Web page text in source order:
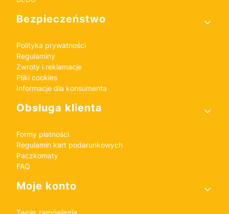
Bezpieczeństwo
Polityka prywatności
Regulaminy
Zwroty i reklamacje
Pliki cookies
Informacje dla konsumenta
Obsługa klienta
Formy płatności
Regulamin kart podarunkowych
Paczkomaty
FAQ
Moje konto
Twoje zamówienia